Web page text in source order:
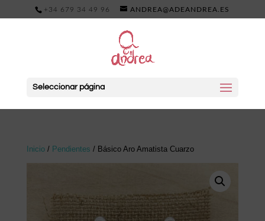
+34 679 34 49 96 ANDREA@ADEANDREA.ES
Seleccionar página
Inicio/ Pendientes / Básico Aro Amatista Cuarzo